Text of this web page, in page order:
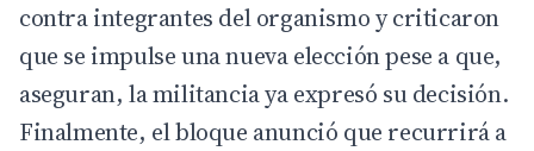
contra integrantes del organismo y criticaron
que se impulse una nueva elección pese a que,
aseguran, la militancia ya expresó su decisión.
Finalmente, el bloque anunció que recurrirá a